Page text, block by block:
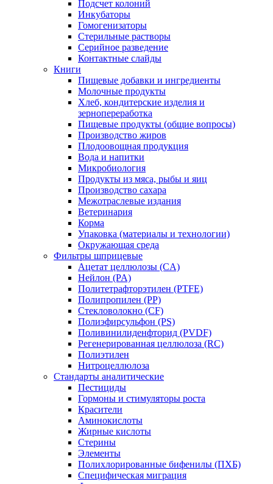
Подсчет колоний
Инкубаторы
Гомогенизаторы
Стерильные растворы
Серийное разведение
Контактные слайды
Книги
Пищевые добавки и ингредиенты
Молочные продукты
Хлеб, кондитерские изделия и
зернопереработка
Пищевые продукты (общие вопросы)
Производство жиров
Плодоовощная продукция
Вода и напитки
Микробиология
Продукты из мяса, рыбы и яиц
Производство сахара
Межотраслевые издания
Ветеринария
Корма
Упаковка (материалы и технологии)
Окружающая среда
Фильтры шприцевые
Ацетат целлюлозы (CA)
Нейлон (PA)
Политетрафторэтилен (PTFE)
Полипропилен (PP)
Стекловолокно (CF)
Полиэфирсульфон (PS)
Поливинилиденфторид (PVDF)
Регенерированная целлюлоза (RC)
Полиэтилен
Нитроцеллюлоза
Стандарты аналитические
Пестициды
Гормоны и стимуляторы роста
Красители
Аминокислоты
Жирные кислоты
Стерины
Элементы
Полихлорированные бифенилы (ПХБ)
Специфическая миграция